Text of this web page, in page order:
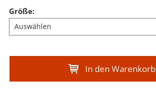
Größe:
In den Warenkorb